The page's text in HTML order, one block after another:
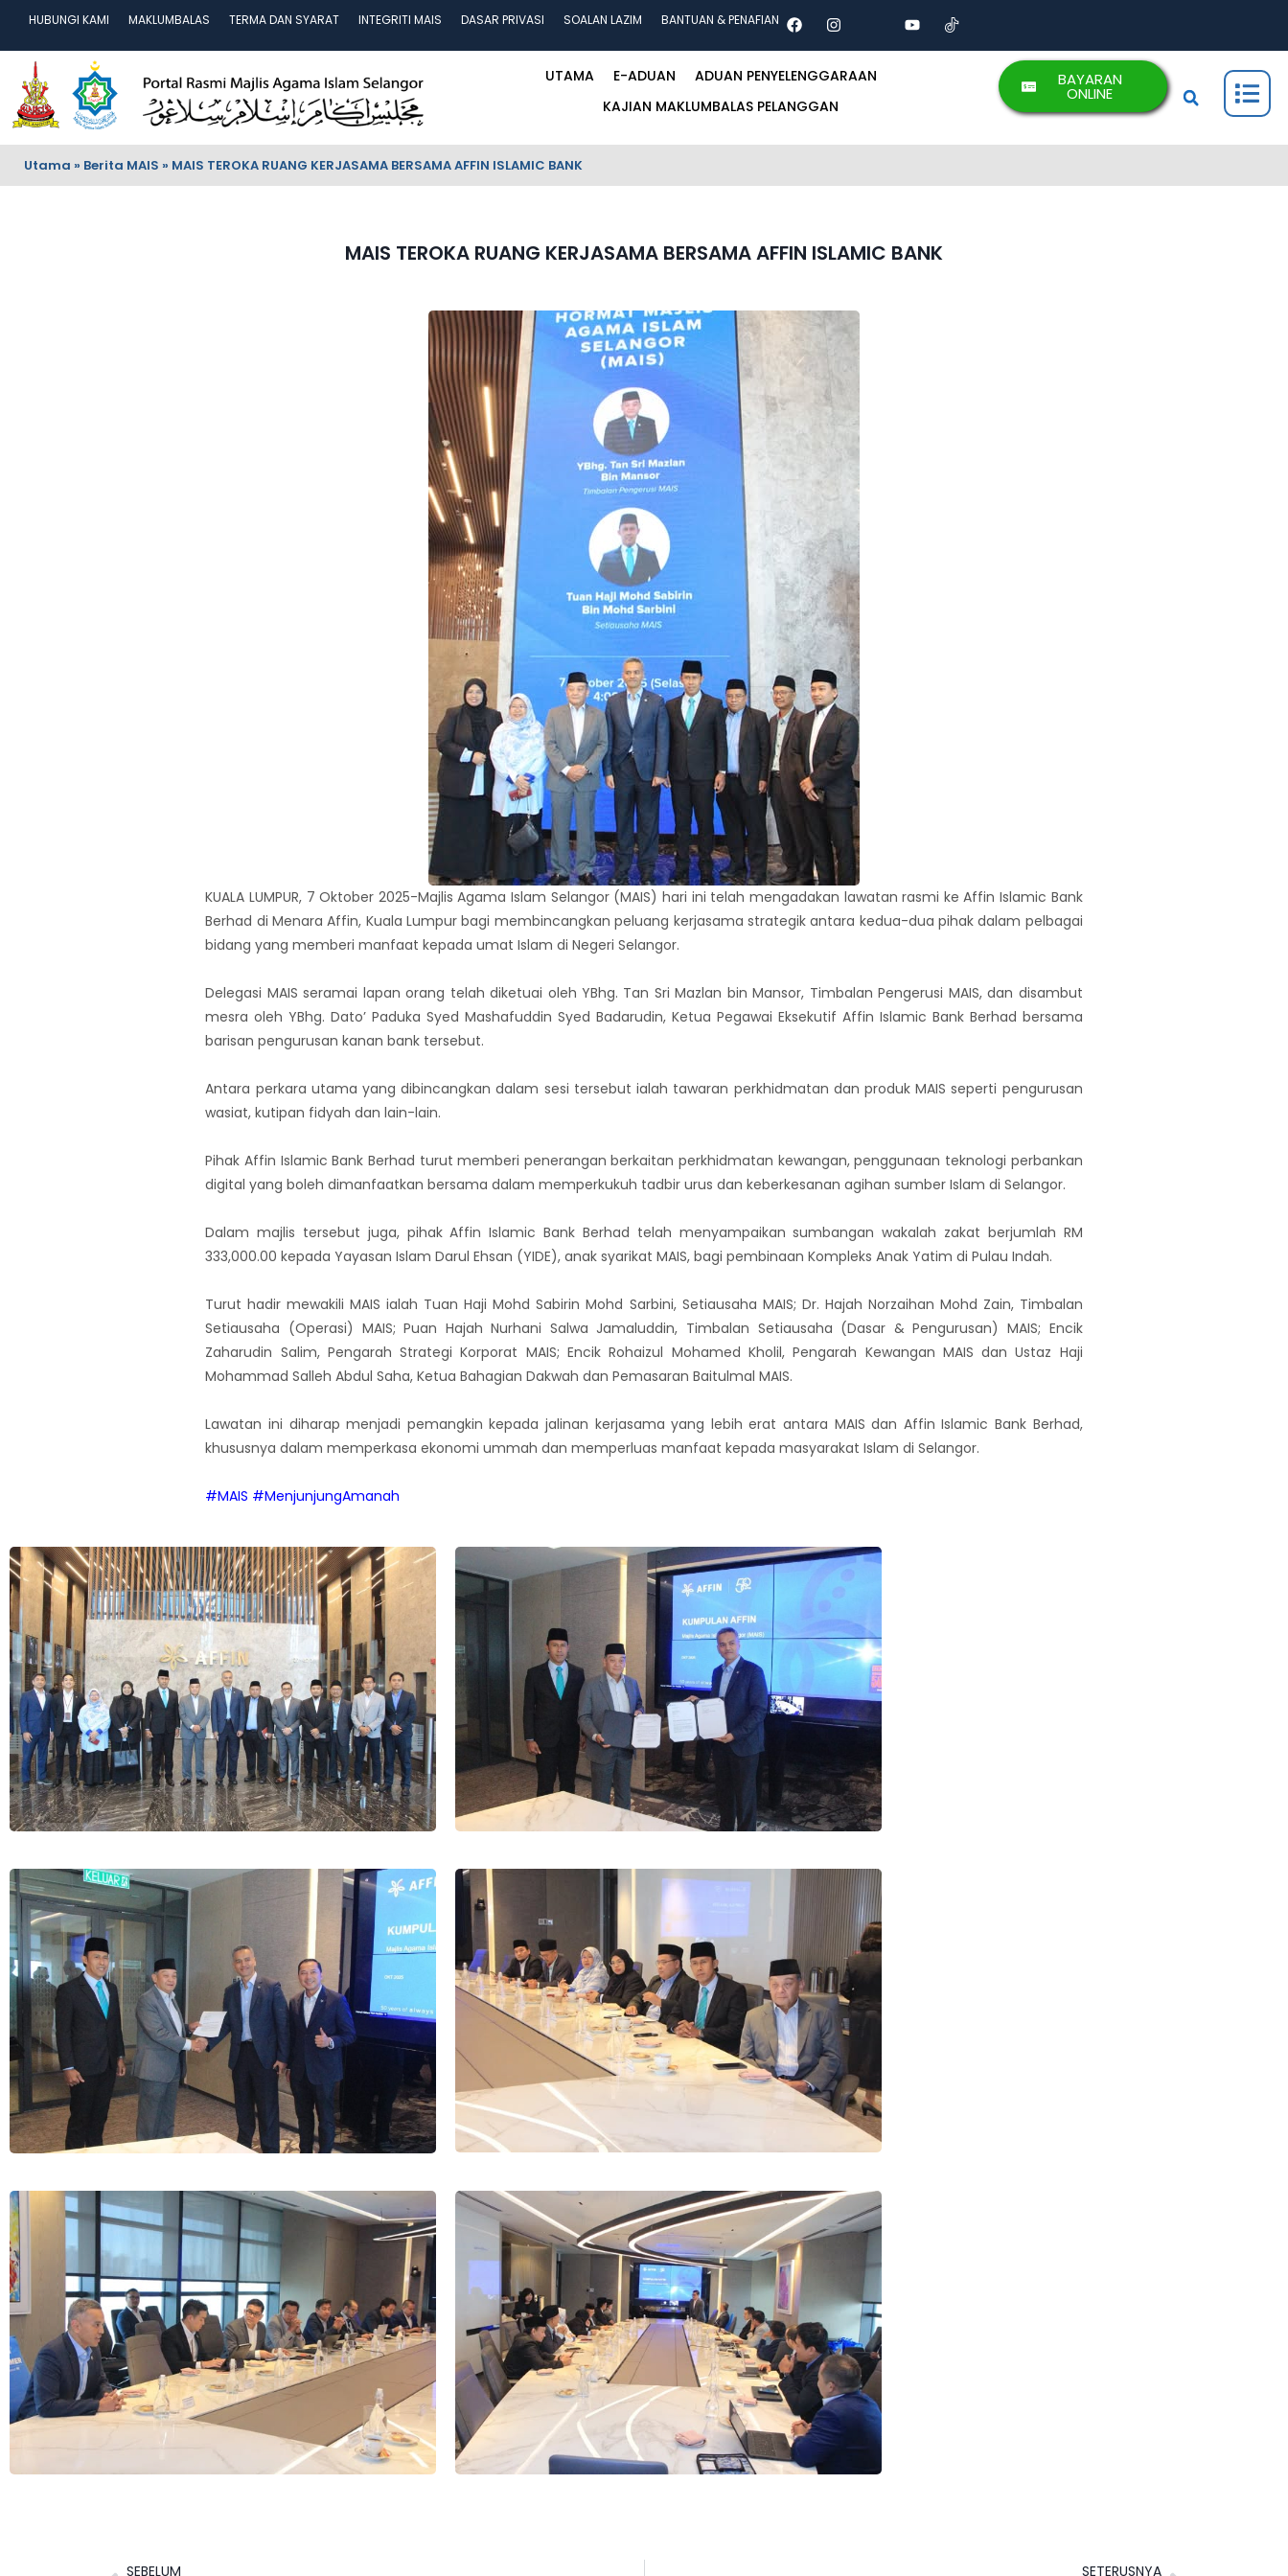
HUBUNGI KAMI MAKLUMBALAS TERMA DAN SYARAT INTEGRITI MAIS DASAR PRIVASI SOALAN LAZIM BANTUAN & PENAFIAN
UTAMA E-ADUAN
ADUAN PENYELENGGARAAN
KAJIAN MAKLUMBALAS PELANGGAN
BAYARAN
ONLINE
Utama » Berita MAIS » MAIS TEROKA RUANG KERJASAMA BERSAMA AFFIN ISLAMIC BANK
MAIS TEROKA RUANG KERJASAMA BERSAMA AFFIN ISLAMIC BANK
KUALA LUMPUR, 7 Oktober 2025-Majlis Agama Islam Selangor (MAIS) hari ini telah mengadakan lawatan rasmi ke Affin Islamic Bank
Berhad di Menara Affin, Kuala Lumpur bagi membincangkan peluang kerjasama strategik antara kedua-dua pihak dalam pelbagai
bidang yang memberi manfaat kepada umat Islam di Negeri Selangor.
Delegasi MAIS seramai lapan orang telah diketuai oleh YBhg. Tan Sri Mazlan bin Mansor, Timbalan Pengerusi MAIS, dan disambut
mesra oleh YBhg. Dato’ Paduka Syed Mashafuddin Syed Badarudin, Ketua Pegawai Eksekutif Affin Islamic Bank Berhad bersama
barisan pengurusan kanan bank tersebut.
Antara perkara utama yang dibincangkan dalam sesi tersebut ialah tawaran perkhidmatan dan produk MAIS seperti pengurusan
wasiat, kutipan fidyah dan lain-lain.
Pihak Affin Islamic Bank Berhad turut memberi penerangan berkaitan perkhidmatan kewangan, penggunaan teknologi perbankan
digital yang boleh dimanfaatkan bersama dalam memperkukuh tadbir urus dan keberkesanan agihan sumber Islam di Selangor.
Dalam majlis tersebut juga, pihak Affin Islamic Bank Berhad telah menyampaikan sumbangan wakalah zakat berjumlah RM
333,000.00 kepada Yayasan Islam Darul Ehsan (YIDE), anak syarikat MAIS, bagi pembinaan Kompleks Anak Yatim di Pulau Indah.
Turut hadir mewakili MAIS ialah Tuan Haji Mohd Sabirin Mohd Sarbini, Setiausaha MAIS; Dr. Hajah Norzaihan Mohd Zain, Timbalan
Setiausaha (Operasi) MAIS; Puan Hajah Nurhani Salwa Jamaluddin, Timbalan Setiausaha (Dasar & Pengurusan) MAIS; Encik
Zaharudin Salim, Pengarah Strategi Korporat MAIS; Encik Rohaizul Mohamed Kholil, Pengarah Kewangan MAIS dan Ustaz Haji
Mohammad Salleh Abdul Saha, Ketua Bahagian Dakwah dan Pemasaran Baitulmal MAIS.
Lawatan ini diharap menjadi pemangkin kepada jalinan kerjasama yang lebih erat antara MAIS dan Affin Islamic Bank Berhad,
khususnya dalam memperkasa ekonomi ummah dan memperluas manfaat kepada masyarakat Islam di Selangor.
#MAIS #MenjunjungAmanah
SEBELUM SETERUSNYA